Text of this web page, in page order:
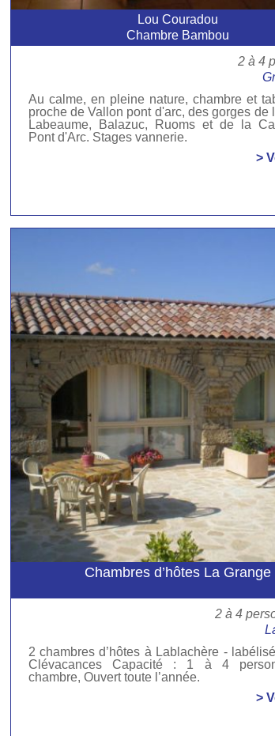
Lou Couradou
Chambre Bambou
2 à 4
Au calme, en pleine nature, chambre et
proche de Vallon pont d'arc, des gorges de
Labeaume, Balazuc, Ruoms et de la
Pont d'Arc. Stages vannerie.
>
Chambres d’hôtes La Grange
2 à 4
2 chambres d’hôtes à Lablachère -
Clévacances Capacité : 1 à 4
chambre, Ouvert toute l’année.
>